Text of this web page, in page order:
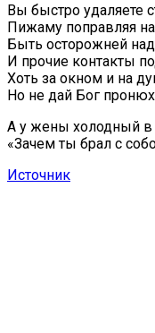
Вы быстро удаляете
Пижаму поправляя
Быть осторожней
И прочие контакты
Хоть за окном и на
Но не дай Бог
А у жены холодный в
«Зачем ты брал с
Источник